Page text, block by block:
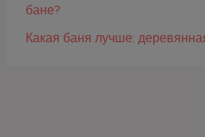
бане?
Какая баня лучше: